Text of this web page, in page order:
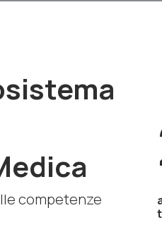
competenze